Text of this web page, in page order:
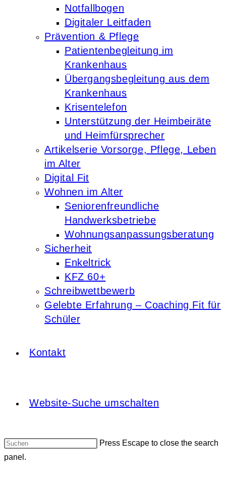
Notfallbogen
Digitaler Leitfaden
Prävention & Pflege
Patientenbegleitung im
Krankenhaus
Übergangsbegleitung aus dem
Krankenhaus
Krisentelefon
Unterstützung der Heimbeiräte
und Heimfürsprecher
Artikelserie Vorsorge, Pflege, Leben
im Alter
Digital Fit
Wohnen im Alter
Seniorenfreundliche
Handwerksbetriebe
Wohnungsanpassungsberatung
Sicherheit
Enkeltrick
KFZ 60+
Schreibwettbewerb
Gelebte Erfahrung – Coaching Fit für
Schüler
Kontakt
Website-Suche umschalten
Press Escape to close the search
panel.